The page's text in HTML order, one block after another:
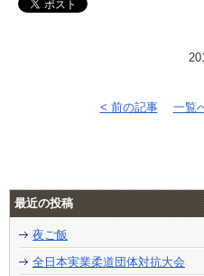
< 前の記事 一覧
最近の投稿
夜ご飯
全日本実業柔道団体対抗大会